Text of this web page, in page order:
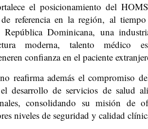
el posicionamiento del
de referencia en la región, al
Dominicana, una
moderna, talento médico
confianza en el paciente
reafirma además el compromiso
desarrollo de servicios de salud
consolidando su misión de
niveles de seguridad y calidad